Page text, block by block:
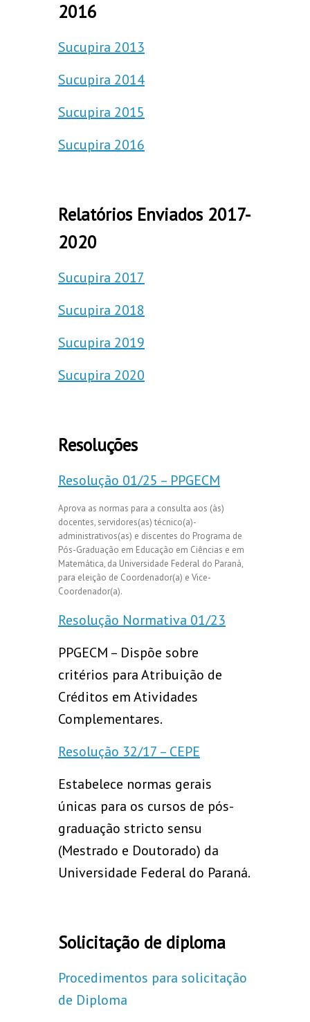
2016
Sucupira 2013
Sucupira 2014
Sucupira 2015
Sucupira 2016
Relatórios Enviados 2017-
2020
Sucupira 2017
Sucupira 2018
Sucupira 2019
Sucupira 2020
Resoluções
Resolução 01/25 – PPGECM
Aprova as normas para a consulta aos (às)
docentes, servidores(as) técnico(a)-
administrativos(as) e discentes do Programa de
Pós-Graduação em Educação em Ciências e em
Matemática, da Universidade Federal do Paraná,
para eleição de Coordenador(a) e Vice-
Coordenador(a).
Resolução Normativa 01/23
PPGECM – Dispõe sobre
critérios para Atribuição de
Créditos em Atividades
Complementares.
Resolução 32/17 – CEPE
Estabelece normas gerais
únicas para os cursos de pós-
graduação stricto sensu
(Mestrado e Doutorado) da
Universidade Federal do Paraná.
Solicitação de diploma
Procedimentos para solicitação
de Diploma